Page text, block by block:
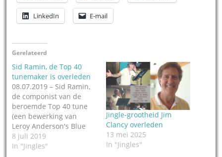
LinkedIn E-mail
Gerelateerd
Sid Ramin, de Top 40
tunemaker is overleden
08.07.2019 – Sid Ramin,
de componist van de
beroemde Top 40 tune
(een bewerking van
Leroy Anderson's Blue
Tango) is overleden, hij
is ruim 100 jaar
8 juli 2019
In "Jingles"
Jingle-grootheid Jim
Clancy overleden
13 mei 2025
In "Jingles"